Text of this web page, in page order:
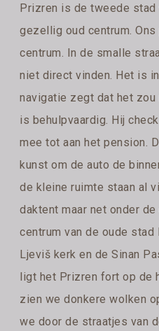
Prizren is de tweede stad
gezellig oud centrum.
centrum. In de smalle
niet direct vinden. Het is
navigatie zegt dat het zou
is behulpvaardig. Hij
mee tot aan het pension.
kunst om de auto de
de kleine ruimte staan al
daktent maar net onder
centrum van de oude
Ljeviš kerk en de Sinan
ligt het Prizren fort op de
zien we donkere wolken
we door de straatjes van